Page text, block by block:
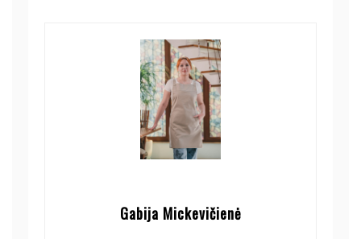
Gabija Mickevičienė